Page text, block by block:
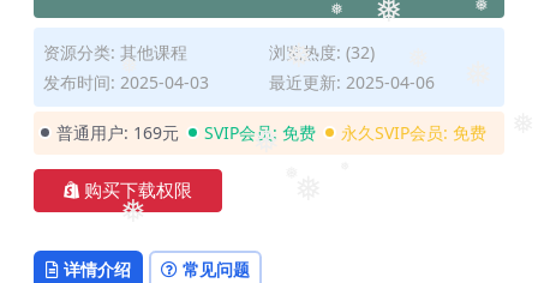
❅
❅
❅
❅ ❅
❅
❅
❅
❅
❅
资源分类: 其他课程
浏览热度: (32)
发布时间: 2025-04-03
最近更新: 2025-04-06
普通用户: 169元 SVIP会员: 免费 永久SVIP会员: 免费
购买下载权限
详情介绍 常见问题